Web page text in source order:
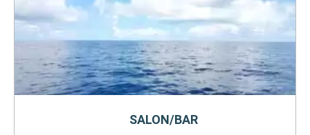
SALON/BAR